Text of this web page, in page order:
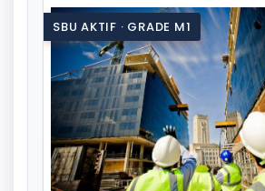
SBU AKTIF · GRADE M1